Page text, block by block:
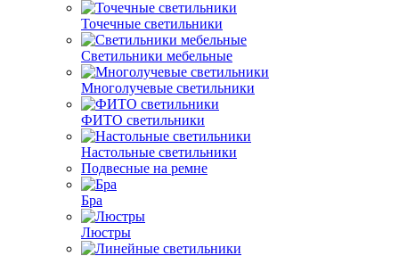
Точечные светильники
Светильники мебельные
Многолучевые светильники
ФИТО светильники
Настольные светильники
Подвесные на ремне
Бра
Люстры